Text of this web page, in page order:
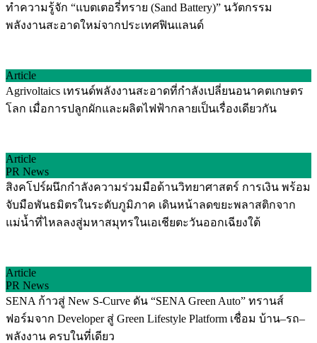
ทำความรู้จัก “แบตเตอรี่ทราย (Sand Battery)” นวัตกรรม
พลังงานสะอาดใหม่จากประเทศฟินแลนด์
Article
Agrivoltaics เทรนด์พลังงานสะอาดที่กำลังเปลี่ยนอนาคตเกษตร
โลก เมื่อการปลูกผักและผลิตไฟฟ้ากลายเป็นเรื่องเดียวกัน
Article
PR News
สิงคโปร์ผนึกกำลังความร่วมมือด้านวิทยาศาสตร์ การเงิน พร้อม
จับมือพันธมิตรในระดับภูมิภาค เดินหน้าลดขยะพลาสติกจาก
แม่น้ำที่ไหลลงสู่มหาสมุทรในเอเชียตะวันออกเฉียงใต้
Article
PR News
SENA ก้าวสู่ New S-Curve ดัน “SENA Green Auto” ทรานส์
ฟอร์มจาก Developer สู่ Green Lifestyle Platform เชื่อม บ้าน–รถ–
พลังงาน ครบในที่เดียว